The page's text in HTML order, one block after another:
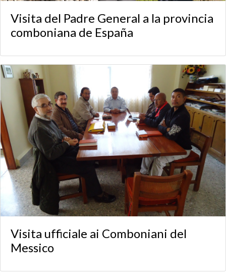
Visita del Padre General a la provincia
comboniana de España
Visita ufficiale ai Comboniani del
Messico